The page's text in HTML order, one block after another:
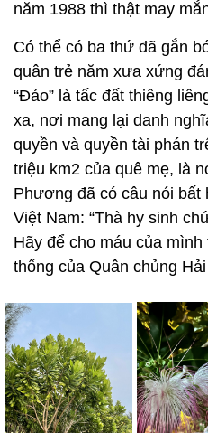
năm 1988 thì thật may
Có thể có ba thứ đã gắn
quân trẻ năm xưa xứng
“Đảo” là tấc đất thiêng
xa, nơi mang lại danh
quyền và quyền tài phán
triệu km2 của quê mẹ, là
Phương đã có câu nói bất
Việt Nam: “Thà hy sinh
Hãy để cho máu của
thống của Quân chủng